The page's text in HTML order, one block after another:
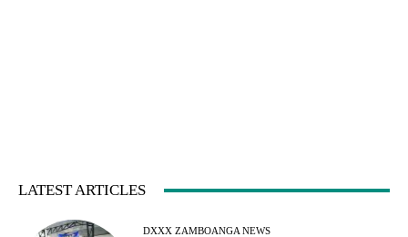
LATEST ARTICLES
DXXX ZAMBOANGA NEWS